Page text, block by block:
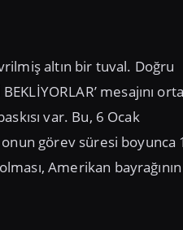
altın bir tuval. Doğru
mesajını
var. Bu, 6 Ocak
onun görev süresi boyunca
Amerikan